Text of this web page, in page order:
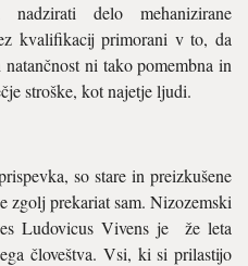
delo mehanizirane
kvalifikacij primorani v to, da
ni tako pomembna in
stroške, kot najetje ljudi.
so stare in preizkušene
zgolj prekariat sam. Nizozemski
Ludovicus Vivens je že leta
človeštva. Vsi, ki si prilastijo